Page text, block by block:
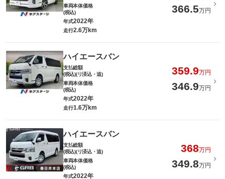
車両本体価格
(税込)
366.5万円
年式2022年
走行2.6万km
ハイエースバン
支払総額
(税込)(リ済込・追)
359.9万円
車両本体価格
(税込)
346.9万円
年式2022年
走行1.6万km
ハイエースバン
支払総額
(税込)(リ済込・追)
368万円
車両本体価格
(税込)
349.8万円
年式2022年